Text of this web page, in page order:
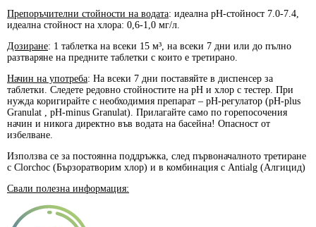
Препоръчителни стойности на водата: идеална рН-стойност 7.0-7.4,
идеална стойност на хлора: 0,6-1,0 мг/л.
Дозиране: 1 таблетка на всеки 15 м³, на всеки 7 дни или до пълно
разтваряне на предните таблетки с които е третирано.
Начин на употреба: На всеки 7 дни поставяйте в диспенсер за
таблетки. Следете редовно стойностите на рН и хлор с тестер. При
нужда коригирайте с необходимия препарат – pH-регулатор (pH-plus
Granulat , pH-minus Granulat). Прилагайте само по горепосочения
начин и никога директно във водата на басейна! Опасност от
избелване.
Използва се за постоянна поддръжка, след първоначалното третиране
с Clorchoc (Бързоратворим хлор) и в комбинация с Antialg (Алгицид)
Свали полезна информация: